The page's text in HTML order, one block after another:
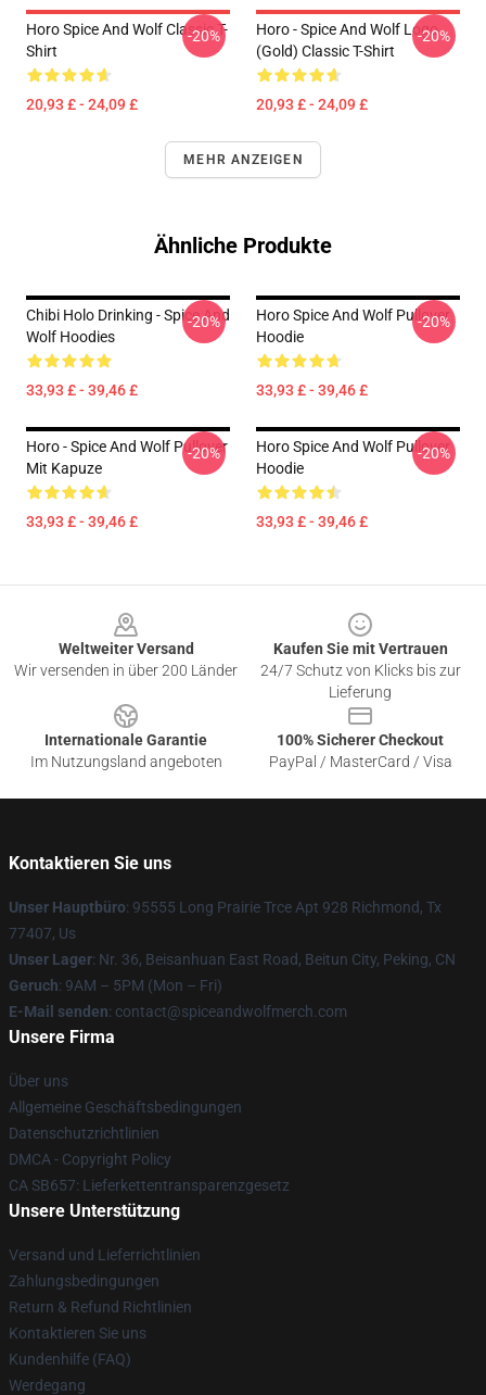
Horo Spice And Wolf Classic T-
Shirt
20,93 £ - 24,09 £
-20%
Horo - Spice And Wolf Logo
(Gold) Classic T-Shirt
20,93 £ - 24,09 £
-20%
MEHR ANZEIGEN
Ähnliche Produkte
Chibi Holo Drinking - Spice And
Wolf Hoodies
33,93 £ - 39,46 £
-20%
Horo Spice And Wolf Pullover
Hoodie
33,93 £ - 39,46 £
-20%
Horo - Spice And Wolf Pullover
Mit Kapuze
33,93 £ - 39,46 £
-20%
Horo Spice And Wolf Pullover
Hoodie
33,93 £ - 39,46 £
-20%
Weltweiter Versand
Wir versenden in über 200 Länder
Kaufen Sie mit Vertrauen
24/7 Schutz von Klicks bis zur
Lieferung
Internationale Garantie
Im Nutzungsland angeboten
100% Sicherer Checkout
PayPal / MasterCard / Visa
Kontaktieren Sie uns
Unser Hauptbüro: 95555 Long Prairie Trce Apt 928 Richmond, Tx
77407, Us
Unser Lager: Nr. 36, Beisanhuan East Road, Beitun City, Peking, CN
Geruch: 9AM – 5PM (Mon – Fri)
E-Mail senden: contact@spiceandwolfmerch.com
Unsere Firma
Über uns
Allgemeine Geschäftsbedingungen
Datenschutzrichtlinien
DMCA - Copyright Policy
CA SB657: Lieferkettentransparenzgesetz
Unsere Unterstützung
Versand und Lieferrichtlinien
Zahlungsbedingungen
Return & Refund Richtlinien
Kontaktieren Sie uns
Kundenhilfe (FAQ)
Werdegang